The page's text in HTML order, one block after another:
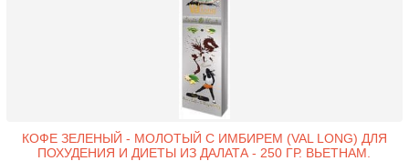
КОФЕ ЗЕЛЕНЫЙ - МОЛОТЫЙ С ИМБИРЕМ (VAL LONG) ДЛЯ
ПОХУДЕНИЯ И ДИЕТЫ ИЗ ДАЛАТА - 250 ГР. ВЬЕТНАМ.